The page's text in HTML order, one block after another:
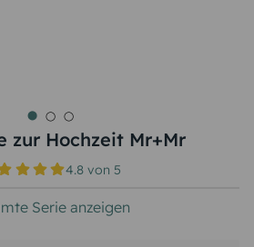
zur Hochzeit Mr+Mr
4.8 von5
Serie anzeigen